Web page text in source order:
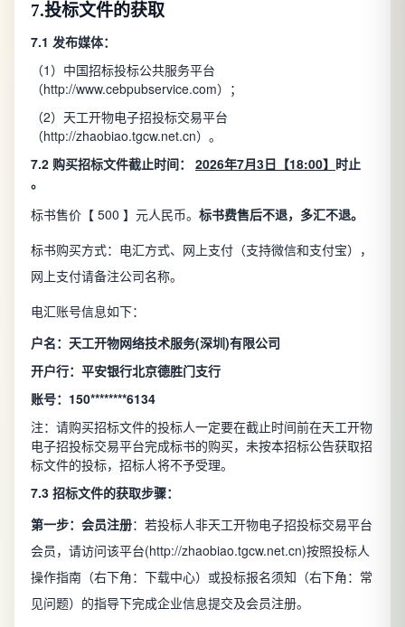
7.投标文件的获取
7.1 发布媒体：
（1）中国招标投标公共服务平台
（http://www.cebpubservice.com）；
（2）天工开物电子招投标交易平台
（http://zhaobiao.tgcw.net.cn）。
7.2 购买招标文件截止时间： 2026年7月3日【18:00】 时止
。
标书售价【 500 】元人民币。 标书费售后不退，多汇不退。
标书购买方式：电汇方式、网上支付（支持微信和支付宝），
网上支付请备注公司名称。
电汇账号信息如下：
户名：天工开物网络技术服务(深圳)有限公司
开户行：平安银行北京德胜门支行
账号：150********6134
注：请购买招标文件的投标人一定要在截止时间前在天工开物
电子招投标交易平台完成标书的购买，未按本招标公告获取招
标文件的投标，招标人将不予受理。
7.3 招标文件的获取步骤：
第一步：会员注册：若投标人非天工开物电子招投标交易平台
会员，请访问该平台(http://zhaobiao.tgcw.net.cn)按照投标人
操作指南（右下角：下载中心）或投标报名须知（右下角：常
见问题）的指导下完成企业信息提交及会员注册。